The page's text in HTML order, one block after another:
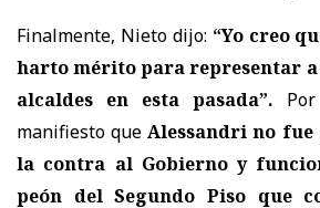
Finalmente, Nieto dijo: “Yo creo
harto mérito para representar
alcaldes en esta pasada”.
manifiesto queAlessandri no
la contra al Gobierno y
peón del Segundo Piso que